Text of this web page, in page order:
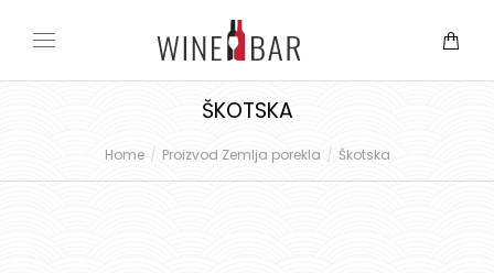
ŠKOTSKA
You are here:
Home Proizvod Zemlja porekla Škotska